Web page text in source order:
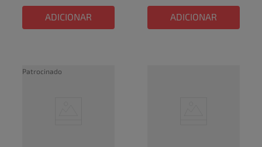
ADICIONAR ADICIONAR
Patrocinado